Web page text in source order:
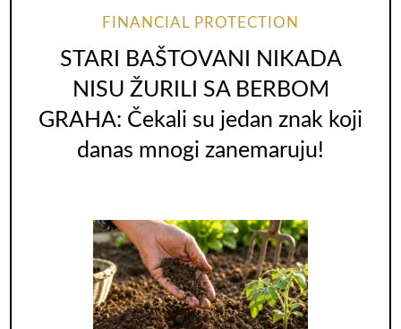
FINANCIAL PROTECTION
STARI BAŠTOVANI NIKADA
NISU ŽURILI SA BERBOM
GRAHA: Čekali su jedan znak koji
danas mnogi zanemaruju!